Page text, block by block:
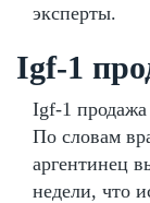
эксперты.
Igf-1
Igf-1
По словам
аргентинец
недели, что